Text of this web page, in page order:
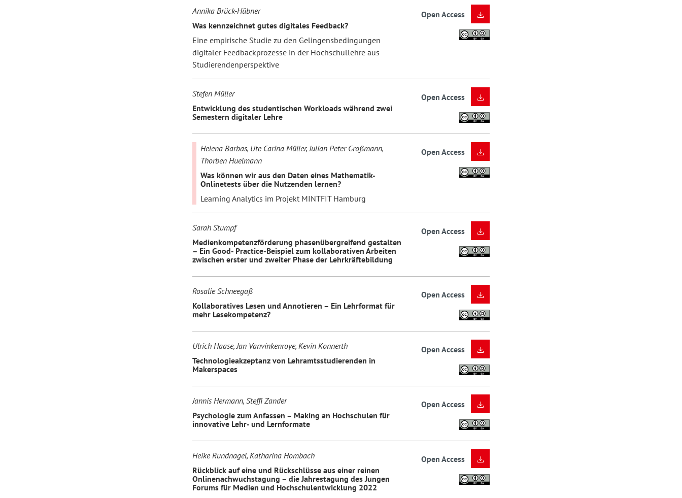
Annika Brück-Hübner
Was kennzeichnet gutes digitales Feedback?
Eine empirische Studie zu den Gelingensbedingungen
digitaler Feedbackprozesse in der Hochschullehre aus
Studierendenperspektive
Open Access
Stefen Müller
Entwicklung des studentischen Workloads während zwei
Semestern digitaler Lehre
Open Access
Helena Barbas, Ute Carina Müller, Julian Peter Großmann,
Thorben Huelmann
Was können wir aus den Daten eines Mathematik-
Onlinetests über die Nutzenden lernen?
Learning Analytics im Projekt MINTFIT Hamburg
Open Access
Sarah Stumpf
Medienkompetenzförderung phasenübergreifend gestalten
– Ein Good- Practice-Beispiel zum kollaborativen Arbeiten
zwischen erster und zweiter Phase der Lehrkräftebildung
Open Access
Rosalie Schneegaß
Kollaboratives Lesen und Annotieren – Ein Lehrformat für
mehr Lesekompetenz?
Open Access
Ulrich Haase, Jan Vanvinkenroye, Kevin Konnerth
Technologieakzeptanz von Lehramtsstudierenden in
Makerspaces
Open Access
Jannis Hermann, Steffi Zander
Psychologie zum Anfassen – Making an Hochschulen für
innovative Lehr- und Lernformate
Open Access
Heike Rundnagel, Katharina Hombach
Rückblick auf eine und Rückschlüsse aus einer reinen
Onlinenachwuchstagung – die Jahrestagung des Jungen
Forums für Medien und Hochschulentwicklung 2022
Open Access